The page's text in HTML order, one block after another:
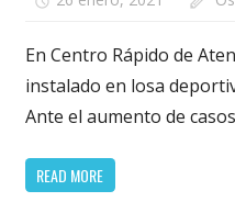
En Centro Rápido de
instalado en losa
Ante el aumento de casos
READ MORE